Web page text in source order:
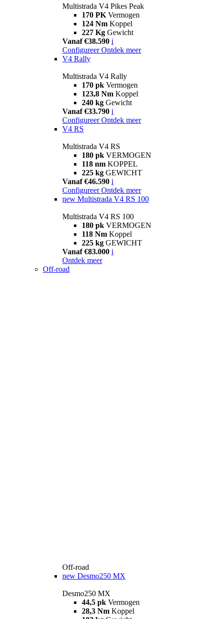
Multistrada V4 Pikes Peak
170 PK Vermogen
124 Nm Koppel
227 Kg Gewicht
Vanaf €38.590 i
Configureer Ontdek meer
V4 Rally
Multistrada V4 Rally
170 pk Vermogen
123,8 Nm Koppel
240 kg Gewicht
Vanaf €33.790 i
Configureer Ontdek meer
V4 RS
Multistrada V4 RS
180 pk VERMOGEN
118 nm KOPPEL
225 kg GEWICHT
Vanaf €46.590 i
Configureer Ontdek meer
new Multistrada V4 RS 100
Multistrada V4 RS 100
180 pk VERMOGEN
118 Nm Koppel
225 kg GEWICHT
Vanaf €83.000 i
Ontdek meer
Off-road
Off-road
new Desmo250 MX
Desmo250 MX
44,5 pk Vermogen
28,3 Nm Koppel